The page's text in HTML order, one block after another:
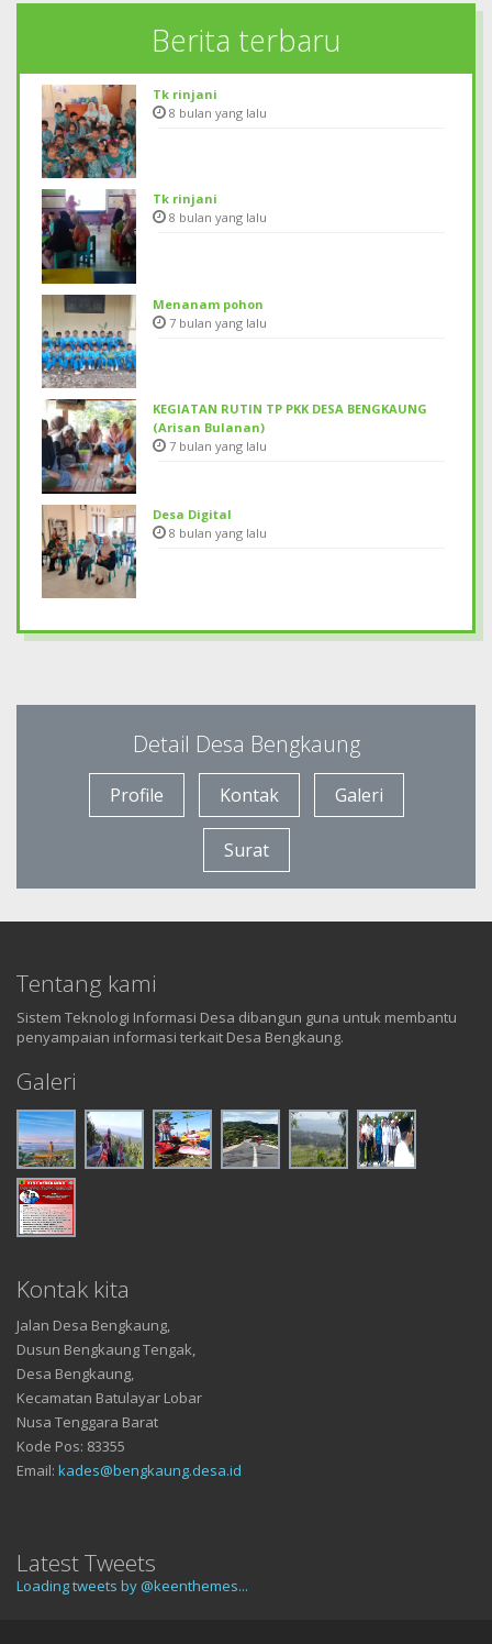
Berita terbaru
Tk rinjani
8 bulan yang lalu
Tk rinjani
8 bulan yang lalu
Menanam pohon
7 bulan yang lalu
KEGIATAN RUTIN TP PKK DESA BENGKAUNG
(Arisan Bulanan)
7 bulan yang lalu
Desa Digital
8 bulan yang lalu
Detail Desa Bengkaung
Profile Kontak Galeri
Surat
Tentang kami
Sistem Teknologi Informasi Desa dibangun guna untuk membantu
penyampaian informasi terkait Desa Bengkaung.
Galeri
Kontak kita
Jalan Desa Bengkaung,
Dusun Bengkaung Tengak,
Desa Bengkaung,
Kecamatan Batulayar Lobar
Nusa Tenggara Barat
Kode Pos: 83355
Email: kades@bengkaung.desa.id
Latest Tweets
Loading tweets by @keenthemes...